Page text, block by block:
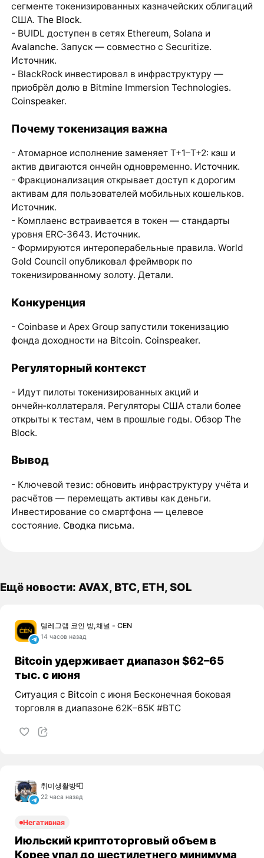
сегменте токенизированных казначейских облигаций
США. The Block.
- BUIDL доступен в сетях Ethereum, Solana и
Avalanche. Запуск — совместно с Securitize.
Источник.
- BlackRock инвестировал в инфраструктуру —
приобрёл долю в Bitmine Immersion Technologies.
Coinspeaker.
Почему токенизация важна
- Атомарное исполнение заменяет T+1–T+2: кэш и
актив двигаются ончейн одновременно. Источник.
- Фракционализация открывает доступ к дорогим
активам для пользователей мобильных кошельков.
Источник.
- Комплаенс встраивается в токен — стандарты
уровня ERC‑3643. Источник.
- Формируются интероперабельные правила. World
Gold Council опубликовал фреймворк по
токенизированному золоту. Детали.
Конкуренция
- Coinbase и Apex Group запустили токенизацию
фонда доходности на Bitcoin. Coinspeaker.
Регуляторный контекст
- Идут пилоты токенизированных акций и
ончейн‑коллатераля. Регуляторы США стали более
открыты к тестам, чем в прошлые годы. Обзор The
Block.
Вывод
- Ключевой тезис: обновить инфраструктуру учёта и
расчётов — перемещать активы как деньги.
Инвестирование со смартфона — целевое
состояние. Сводка письма.
Ещё новости: AVAX, BTC, ETH, SOL
텔레그램 코인 방,채널 - CEN
14 часов назад
Bitcoin удерживает диапазон $62–65
тыс. с июня
Ситуация с Bitcoin с июня Бесконечная боковая
торговля в диапазоне 62K–65K #BTC
취미생활방📮
22 часа назад
Негативная
Июльский криптоторговый объем в
Корее упал до шестилетнего минимума